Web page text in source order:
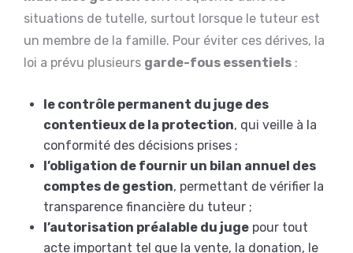
situations de tutelle, surtout lorsque le tuteur est
un membre de la famille. Pour éviter ces dérives, la
loi a prévu plusieurs garde-fous essentiels :
le contrôle permanent du juge des
contentieux de la protection, qui veille à la
conformité des décisions prises ;
l’obligation de fournir un bilan annuel des
comptes de gestion, permettant de vérifier la
transparence financière du tuteur ;
l’autorisation préalable du juge pour tout
acte important tel que la vente, la donation, le